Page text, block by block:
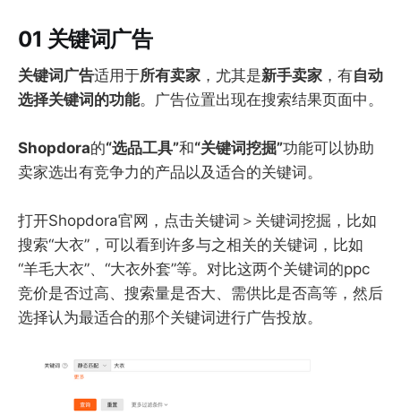
01 关键词广告
关键词广告适用于所有卖家 ，尤其是新手卖家 ，有自动
选择关键词的功能。广告位置出现在搜索结果页面中。
Shopdora的“选品工具”和“关键词挖掘”功能可以协助
卖家选出有竞争力的产品以及适合的关键词。
打开Shopdora官网，点击关键词＞关键词挖掘，比如
搜索“大衣”，可以看到许多与之相关的关键词，比如
“羊毛大衣”、“大衣外套”等。对比这两个关键词的ppc
竞价是否过高、搜索量是否大、需供比是否高等，然后
选择认为最适合的那个关键词进行广告投放。